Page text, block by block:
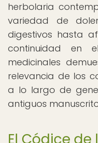
herbolaria
variedad de
digestivos hasta
continuidad en
medicinales
relevancia de los
a lo largo de
antiguos